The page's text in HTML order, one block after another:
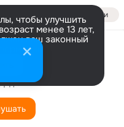
Войти
чтобы улучшить
менее 13 лет,
ваш законный